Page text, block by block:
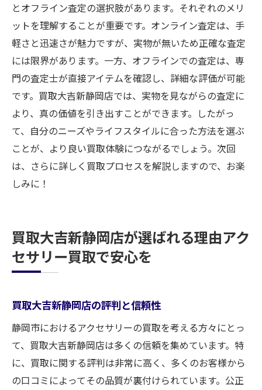
とオフライン査定の選択肢があります。それぞれのメリ
ットを理解することが重要です。オンライン査定は、手
軽さと迅速さが魅力ですが、実物が無いため正確な査定
には限界があります。一方、オフラインでの査定は、専
門の査定士が直接アイテムを確認し、詳細な評価が可能
です。買取大吉新静岡店では、実物を見ながらの査定に
より、真の価値を引き出すことができます。したがっ
て、自分のニーズやライフスタイルに合った方法を選ぶ
ことが、より良い買取体験につながるでしょう。次回
は、さらに詳しく買取プロセスを解説しますので、お楽
しみに！
買取大吉新静岡店が選ばれる理由アク
セサリー買取で安心を
買取大吉新静岡店の評判と信頼性
静岡市におけるアクセサリーの買取を考える方々にとっ
て、買取大吉新静岡店は多くの信頼を集めています。特
に、買取に関する評判は非常に高く、多くのお客様から
の口コミによってその品質が裏付けられています。公正